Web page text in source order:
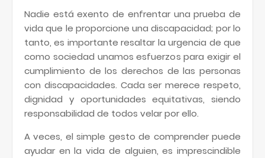
Nadie está exento de enfrentar una prueba de
vida que le proporcione una discapacidad; por lo
tanto, es importante resaltar la urgencia de que
como sociedad unamos esfuerzos para exigir el
cumplimiento de los derechos de las personas
con discapacidades. Cada ser merece respeto,
dignidad y oportunidades equitativas, siendo
responsabilidad de todos velar por ello.
A veces, el simple gesto de comprender puede
ayudar en la vida de alguien, es imprescindible